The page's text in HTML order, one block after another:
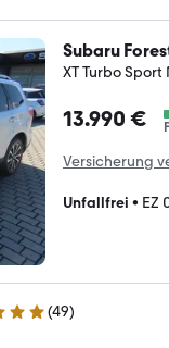
Subaru
XT Turbo
13.990 €
Versicherung
Unfallfrei • EZ
(49)